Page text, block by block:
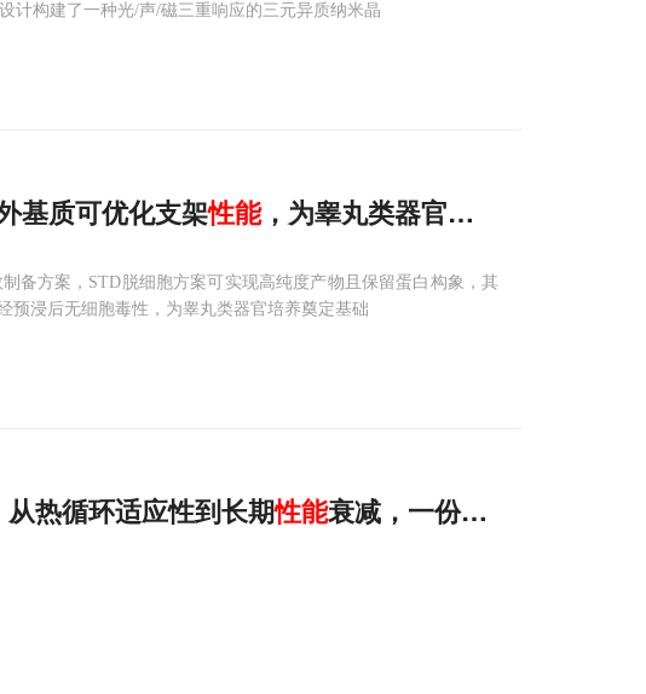
计构建了一种光/声/磁三重响应的三元异质纳米晶
基质可优化支架性能，为睾丸类器官培养添新径
备方案，STD脱细胞方案可实现高纯度产物且保留蛋白构象，其
预浸后无细胞毒性，为睾丸类器官培养奠定基础
热循环适应性到长期性能衰减，一份面向装修改造